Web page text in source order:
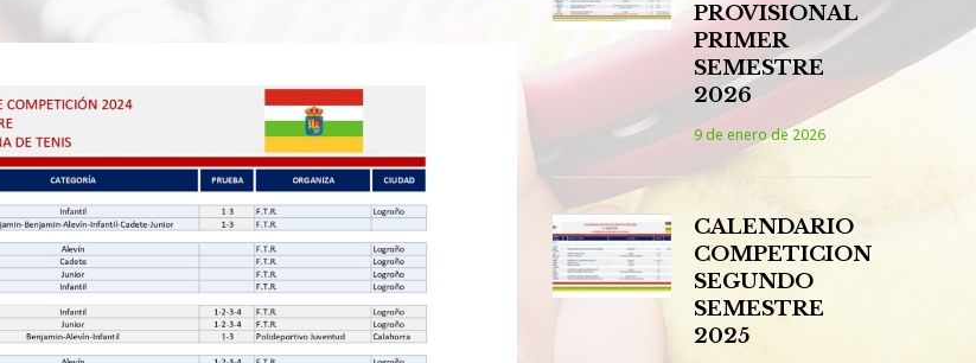
PROVISIONAL
PRIMER
SEMESTRE
2026
9 de enero de 2026
CALENDARIO
COMPETICION
SEGUNDO
SEMESTRE
2025